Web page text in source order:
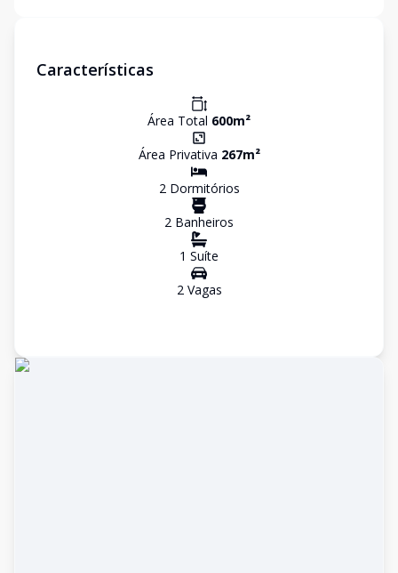
Características
Área Total 600m²
Área Privativa 267m²
2Dormitórios
2 Banheiros
1 Suíte
2Vagas